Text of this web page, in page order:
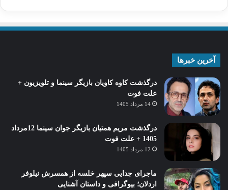
آخرین خبرها
درگذشت کاوه کاویان بازیگر سینما و تلویزیون +
علت فوت
14 مرداد 1405
درگذشت مریم همتیان بازیگر جوان سینما 12مرداد
1405 + علت فوت
12 مرداد 1405
ماجرای جدایی سپهر خلسه از همسرش نیلوفر
اردلان؛ بیوگرافی و داستان آشنایی